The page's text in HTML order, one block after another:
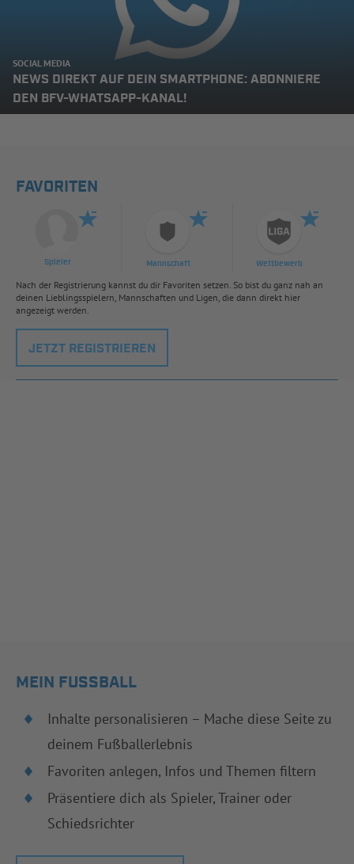
SOCIAL MEDIA
NEWS DIREKT AUF DEIN SMARTPHONE: ABONNIERE
DEN BFV-WHATSAPP-KANAL!
FAVORITEN
Spieler Mannschaft Wettbewerb
Nach der Registrierung kannst du dir Favoriten setzen. So bist du ganz nah an
deinen Lieblingsspielern, Mannschaften und Ligen, die dann direkt hier
angezeigt werden.
JETZT REGISTRIEREN
MEIN FUSSBALL
Inhalte personalisieren – Mache diese Seite zu
deinem Fußballerlebnis
Favoriten anlegen, Infos und Themen filtern
Präsentiere dich als Spieler, Trainer oder
Schiedsrichter